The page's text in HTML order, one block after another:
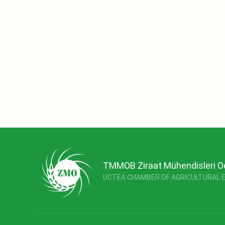
TMMOB Ziraat Mühendisleri
UCTEA CHAMBER OF AGRICULTURAL